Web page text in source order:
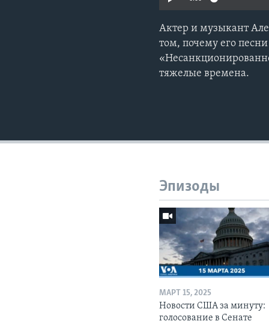
Актер и музыкант
том, почему его
тяжелые времена.
Эпизоды
МАРТ 15, 2025
Новости США за минуту:
голосование в Сенате